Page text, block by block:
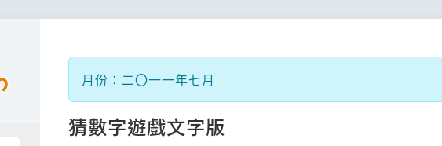
月份：二〇一一年七月
猜數字遊戲文字版